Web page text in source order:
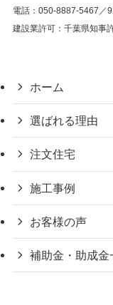
電話：050-8887-5467／
建設業許可：千葉県知事
ホーム
選ばれる理由
注文住宅
施工事例
お客様の声
補助金・助成金